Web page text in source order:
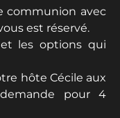
communion avec
est réservé.
les options qui
hôte Cécile aux
pour 4